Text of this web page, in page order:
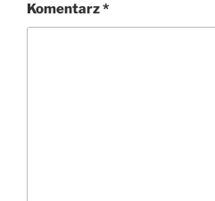
Komentarz*